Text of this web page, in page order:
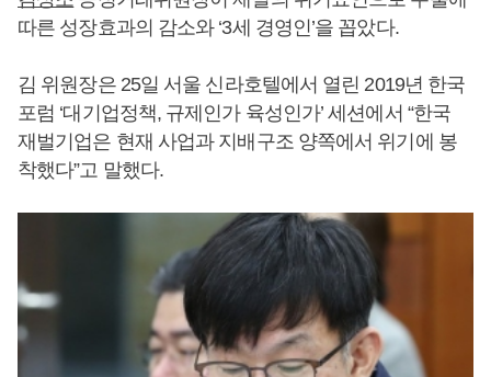
따른 성장효과의 감소와 ‘3세 경영인’을 꼽았다.
김 위원장은 25일 서울 신라호텔에서 열린 2019년 한국
포럼 ‘대기업정책, 규제인가 육성인가’ 세션에서 “한국
재벌기업은 현재 사업과 지배구조 양쪽에서 위기에 봉
착했다”고 말했다.